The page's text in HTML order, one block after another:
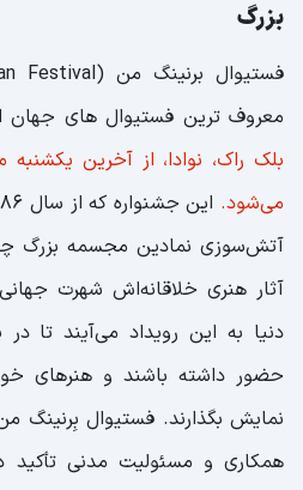
بزرگ
معروف ترین فستیوال های جهان
بلک راک، نوادا، از آخرین یکشنبه
می‌شود.
آتش‌سوزی نمادین مجسمه بزرگ
آثار هنری خلاقانه‌اش شهرت جهانی
دنیا به این رویداد می‌آیند تا
حضور داشته باشند و هنرهای
نمایش بگذارند. فستیوال
همکاری و مسئولیت مدنی تأکید